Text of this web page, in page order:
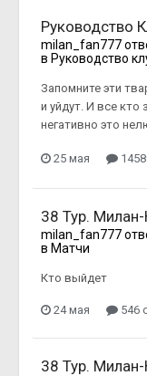
Руководство
milan_fan777
в Руководство
Запомните эти
и уйдут. И все
негативно это
25 мая
38 Тур.
milan_fan777
в Матчи
Кто выйдет
24 мая 546
38 Тур.